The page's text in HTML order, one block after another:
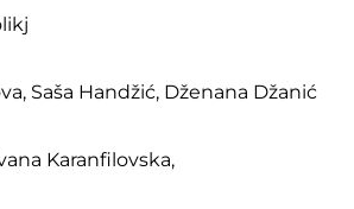
Saša Handžić, Dženana Džanić
Karanfilovska,